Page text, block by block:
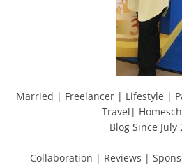
Married | Freelancer | Lifestyle |
Travel|
Blog Since July
Collaboration | Reviews |